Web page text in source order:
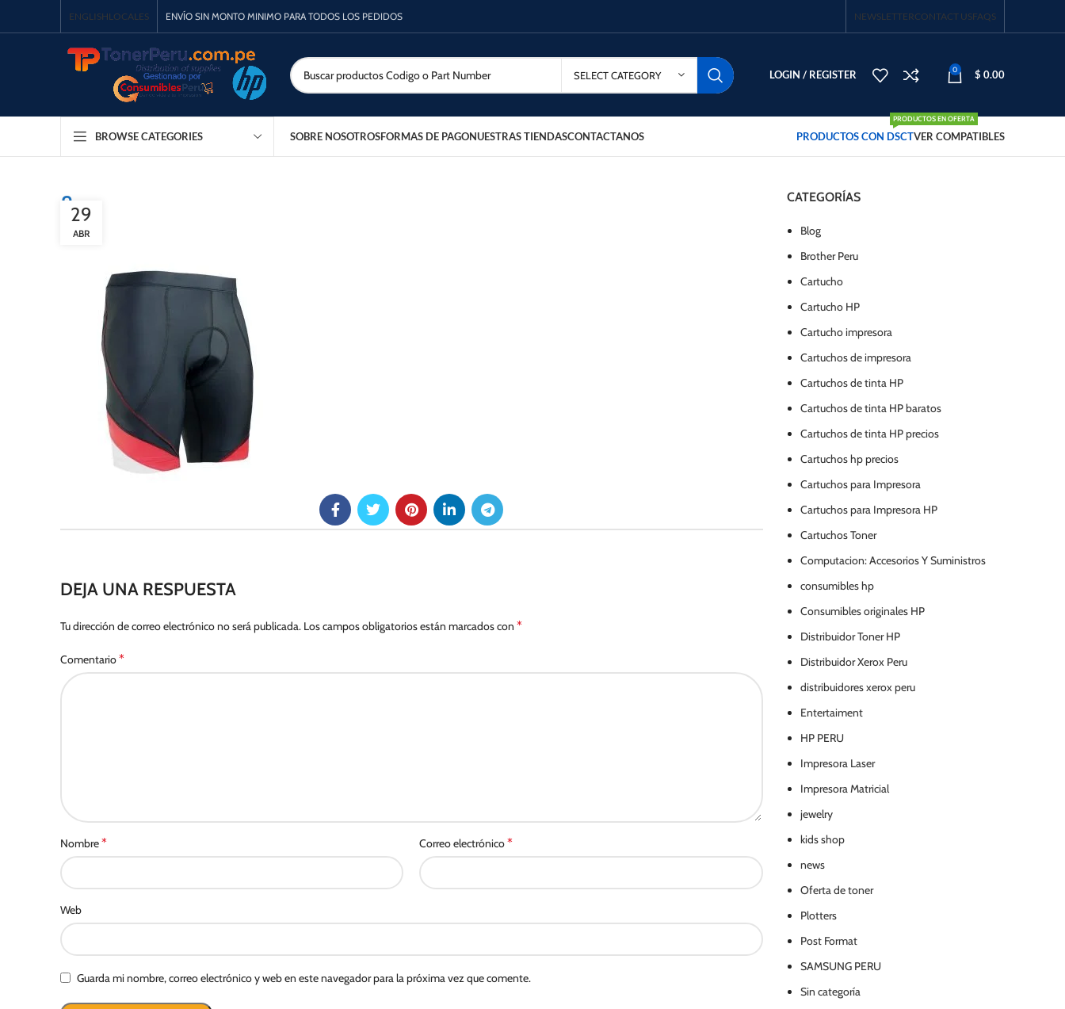
ENGLISHLOCALES ENVÍO SIN MONTO MINIMO PARA TODOS LOS PEDIDOS NEWSLETTERCONTACT USFAQS
SELECT CATEGORY LOGIN / REGISTER 0 $ 0.00
BROWSE CATEGORIES SOBRE NOSOTROSFORMAS DE PAGONUESTRAS TIENDASCONTACTANOS PRODUCTOS CON DSCT
PRODUCTOS EN OFERTA
VER COMPATIBLES
829
ABR
DEJA UNA RESPUESTA
Tu dirección de correo electrónico no será publicada. Los campos obligatorios están marcados con *
Comentario*
Nombre* Correo electrónico*
Web
Guarda mi nombre, correo electrónico y web en este navegador para la próxima vez que comente.
CATEGORÍAS
Blog
Brother Peru
Cartucho
Cartucho HP
Cartucho impresora
Cartuchos de impresora
Cartuchos de tinta HP
Cartuchos de tinta HP baratos
Cartuchos de tinta HP precios
Cartuchos hp precios
Cartuchos para Impresora
Cartuchos para Impresora HP
Cartuchos Toner
Computacion: Accesorios Y Suministros
consumibles hp
Consumibles originales HP
Distribuidor Toner HP
Distribuidor Xerox Peru
distribuidores xerox peru
Entertaiment
HP PERU
Impresora Laser
Impresora Matricial
jewelry
kids shop
news
Oferta de toner
Plotters
Post Format
SAMSUNG PERU
Sin categoría